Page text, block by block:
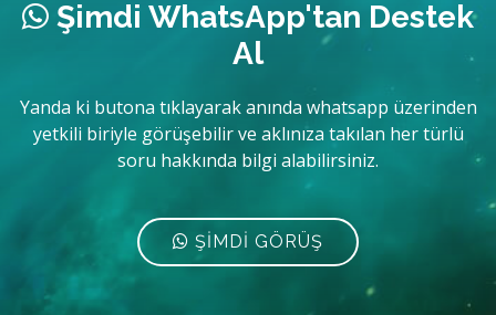
Şimdi WhatsApp'tan Destek
Al
Yanda ki butona tıklayarak anında whatsapp üzerinden
yetkili biriyle görüşebilir ve aklınıza takılan her türlü
soru hakkında bilgi alabilirsiniz.
ŞİMDİ GÖRÜŞ